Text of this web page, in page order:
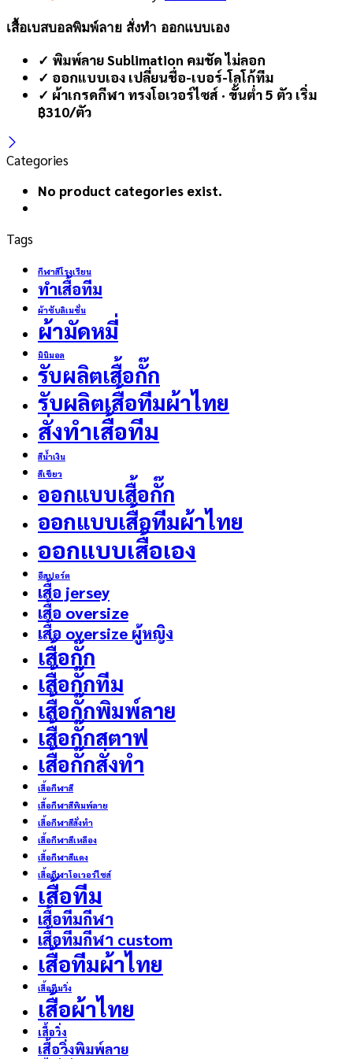
เสื้อเบสบอลพิมพ์ลาย สั่งทำ ออกแบบเอง
✓ พิมพ์ลาย Sublimation คมชัด ไม่ลอก
✓ ออกแบบเอง เปลี่ยนชื่อ-เบอร์-โลโก้ทีม
✓ ผ้าเกรดกีฬา ทรงโอเวอร์ไซส์ · ขั้นต่ำ 5 ตัว เริ่ม
฿310/ตัว
Categories
No product categories exist.
Tags
กีฬาสีโรงเรียน
ทำเสื้อทีม
ผ้าซับลิเมชั่น
ผ้ามัดหมี่
มินิมอล
รับผลิตเสื้อกั๊ก
รับผลิตเสื้อทีมผ้าไทย
สั่งทำเสื้อทีม
สีน้ำเงิน
สีเขียว
ออกแบบเสื้อกั๊ก
ออกแบบเสื้อทีมผ้าไทย
ออกแบบเสื้อเอง
อีสปอร์ต
เสื้อ jersey
เสื้อ oversize
เสื้อ oversize ผู้หญิง
เสื้อกั๊ก
เสื้อกั๊กทีม
เสื้อกั๊กพิมพ์ลาย
เสื้อกั๊กสตาฟ
เสื้อกั๊กสั่งทำ
เสื้อกีฬาสี
เสื้อกีฬาสีพิมพ์ลาย
เสื้อกีฬาสีสั่งทำ
เสื้อกีฬาสีเหลือง
เสื้อกีฬาสีแดง
เสื้อกีฬาโอเวอร์ไซส์
เสื้อทีม
เสื้อทีมกีฬา
เสื้อทีมกีฬา custom
เสื้อทีมผ้าไทย
เสื้อทีมวิ่ง
เสื้อผ้าไทย
เสื้อวิ่ง
เสื้อวิ่งพิมพ์ลาย